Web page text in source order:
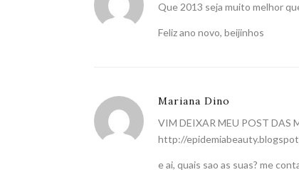
Que 2013 seja muito melhor
Feliz ano novo, beijinhos
Mariana Dino
VIM DEIXAR MEU POST DAS
http://
e ai, quais sao as suas? me